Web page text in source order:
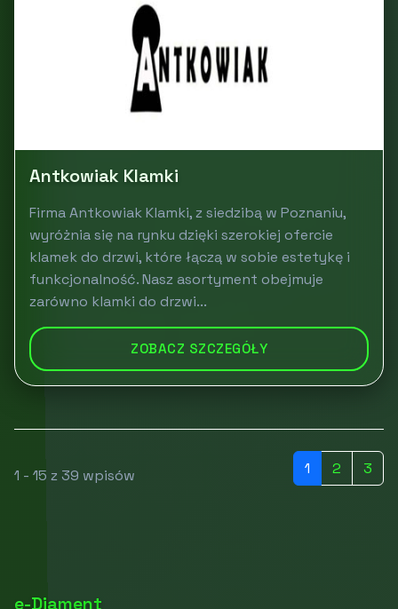
Antkowiak Klamki
Firma Antkowiak Klamki, z siedzibą w Poznaniu,
wyróżnia się na rynku dzięki szerokiej ofercie
klamek do drzwi, które łączą w sobie estetykę i
funkcjonalność. Nasz asortyment obejmuje
zarówno klamki do drzwi...
ZOBACZ SZCZEGÓŁY
1 - 15 z 39 wpisów 1 2 3
e-Diament